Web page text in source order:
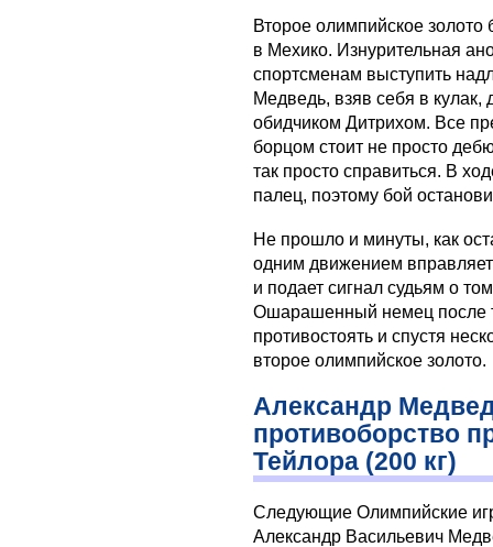
Второе олимпийское
в Мехико. Изнурительная
спортсменам выступить
Медведь, взяв себя в
обидчиком Дитрихом. Все
борцом стоит не просто
так просто справиться. В
палец, поэтому бой
Не прошло и минуты, как
одним движением
и подает сигнал судьям о
Ошарашенный немец после
противостоять и спустя
второе олимпийское золото.
Александр
противоборство
Тейлора (200 кг)
Следующие Олимпийские
Александр Васильевич